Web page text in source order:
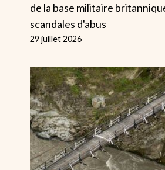
de la base militaire
scandales d'abus
29 juillet 2026